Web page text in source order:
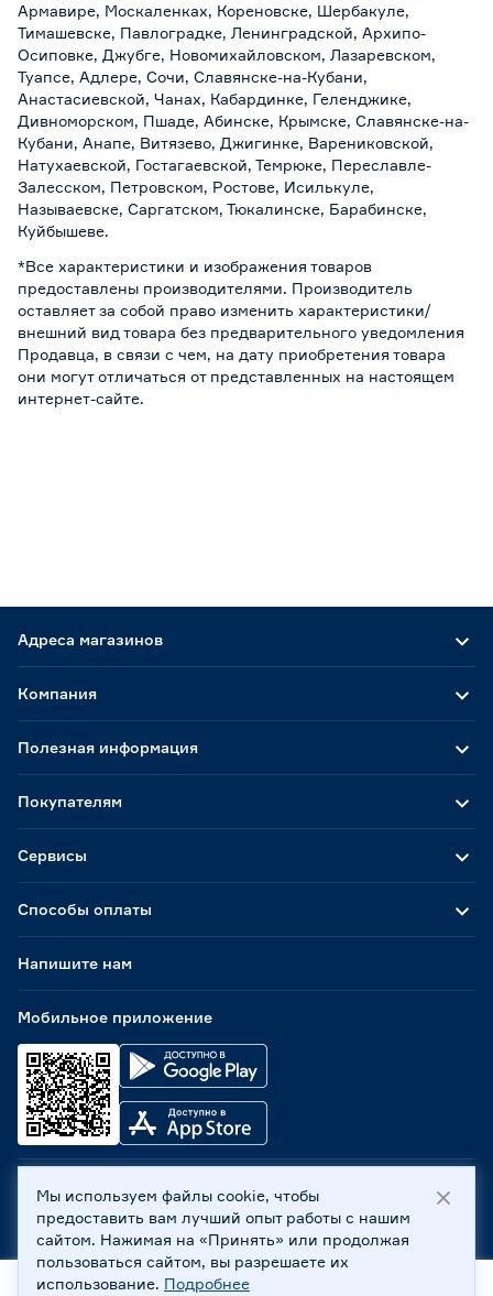
Армавире, Москаленках, Кореновске, Шербакуле,
Тимашевске, Павлоградке, Ленинградской, Архипо-
Осиповке, Джубге, Новомихайловском, Лазаревском,
Туапсе, Адлере, Сочи, Славянске-на-Кубани,
Анастасиевской, Чанах, Кабардинке, Геленджике,
Дивноморском, Пшаде, Абинске, Крымске, Славянске-на-
Кубани, Анапе, Витязево, Джигинке, Варениковской,
Натухаевской, Гостагаевской, Темрюке, Переславле-
Залесском, Петровском, Ростове, Исилькуле,
Называевске, Саргатском, Тюкалинске, Барабинске,
Куйбышеве.
*Все характеристики и изображения товаров
предоставлены производителями. Производитель
оставляет за собой право изменить характеристики/
внешний вид товара без предварительного уведомления
Продавца, в связи с чем, на дату приобретения товара
они могут отличаться от представленных на настоящем
интернет-сайте.
Адреса магазинов
Способы оплаты
Мобильное приложение
Компания
Полезная информация
Покупателям
Сервисы
Напишите нам
ООО «Бауцентр Рус» 2004 -2026, 236029, г. Калининград,
ул. А.Невского, 205. ИНН 7702596813, КПП 390601001 ©
Все права защищены
Политика обработки персональных данных
Мы используем файлы cookie, чтобы
предоставить вам лучший опыт работы с нашим
сайтом. Нажимая на «Принять» или продолжая
пользоваться сайтом, вы разрешаете их
использование. Подробнее